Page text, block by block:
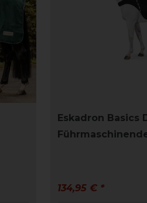
Eskadron Basics
134,95 € *